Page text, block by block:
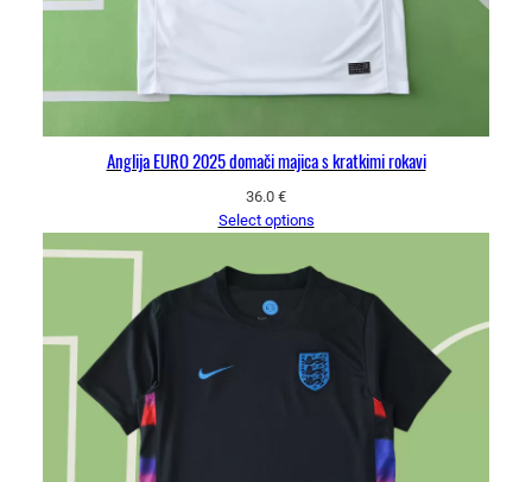
Anglija EURO 2025 domači majica s kratkimi rokavi
36.0 €
Select options